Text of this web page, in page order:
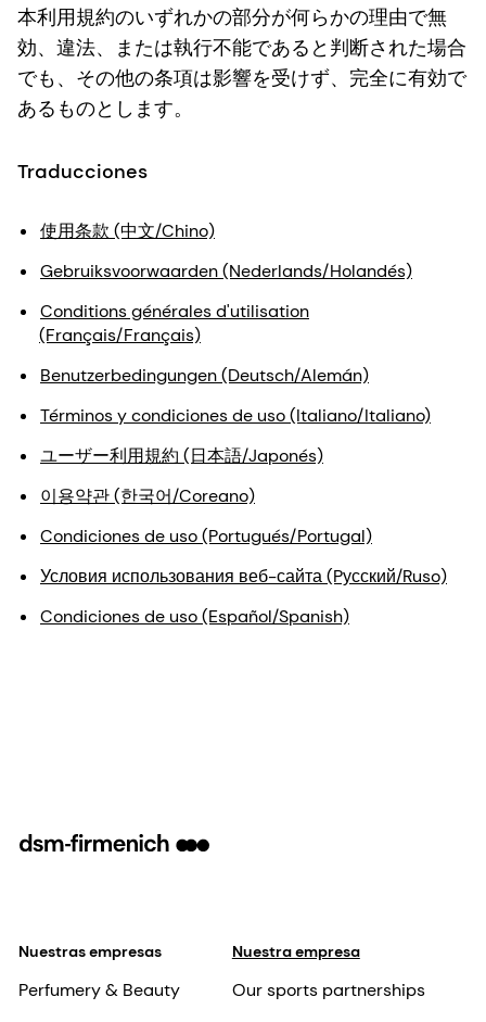
本利用規約のいずれかの部分が何らかの理由で無
効、違法、または執行不能であると判断された場合
でも、その他の条項は影響を受けず、完全に有効で
あるものとします。
Traducciones
使用条款 (中文/Chino)
Gebruiksvoorwaarden (Nederlands/Holandés)
Conditions générales d'utilisation
(Français/Français)
Benutzerbedingungen (Deutsch/Alemán)
Términos y condiciones de uso (Italiano/Italiano)
ユーザー利用規約 (日本語/Japonés)
이용약관 (한국어/Coreano)
Condiciones de uso (Portugués/Portugal)
Условия использования веб-сайта (Pусский/Ruso)
Condiciones de uso (Español/Spanish)
Nuestras empresas
Perfumery & Beauty
Nuestra empresa
Our sports partnerships